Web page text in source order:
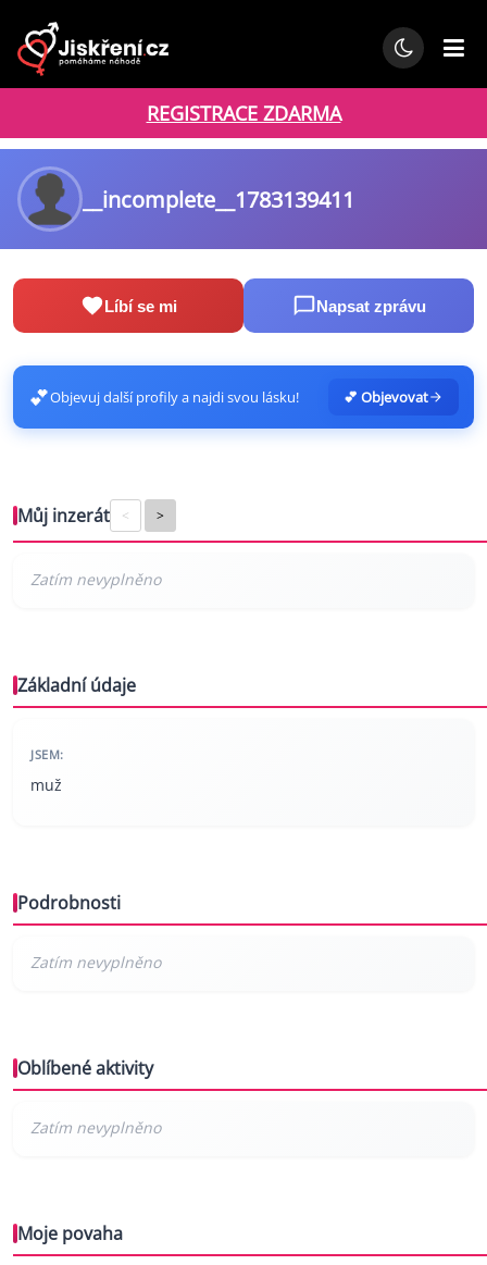
REGISTRACE ZDARMA
__incomplete__1783139411
Líbí se mi Napsat zprávu
💕Objevuj další profily a najdi svou lásku! 💕 Objevovat
Můj inzerát < >
Základní údaje
JSEM:
muž
Podrobnosti
Oblíbené aktivity
Moje povaha